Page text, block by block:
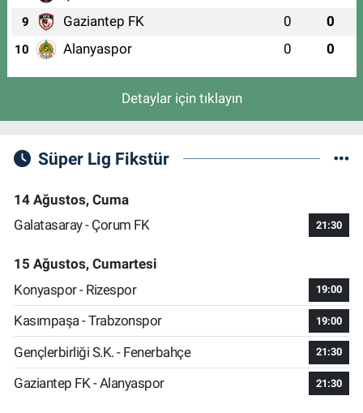
DEMİRTAŞ CUMHURİYET MAH. KÜÇÜK SANAYİ 3.CAD. NO:57
A(DEMİRTAŞ İSMAİL HAKKI BURSEVİ KIZ ANADOLU İMAM HATİP
LİSESİ KARŞISI)
0 (224) 262 93 21 Yol Tarifi Al
9 Gaziantep FK 0 0
10 Alanyaspor 0 0
Detaylar için tıklayın
Süper Lig Fikstür
14 Ağustos, Cuma
Galatasaray - Çorum FK
21:30
15 Ağustos, Cumartesi
Konyaspor - Rizespor
19:00
Kasımpaşa - Trabzonspor 19:00
Gençlerbirliği S.K. - Fenerbahçe 21:30
Gaziantep FK - Alanyaspor 21:30